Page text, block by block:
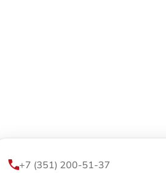
+7 (351) 200-51-37